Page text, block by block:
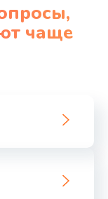
чаще